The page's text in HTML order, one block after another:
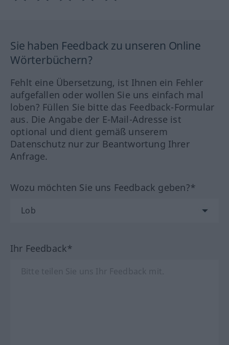
Sie haben Feedback zu unseren Online
Wörterbüchern?
Fehlt eine Übersetzung, ist Ihnen ein Fehler
aufgefallen oder wollen Sie uns einfach mal
loben? Füllen Sie bitte das Feedback-Formular
aus. Die Angabe der E-Mail-Adresse ist
optional und dient gemäß unserem
Datenschutz nur zur Beantwortung Ihrer
Anfrage.
Wozu möchten Sie uns Feedback geben?*
Ihr Feedback*